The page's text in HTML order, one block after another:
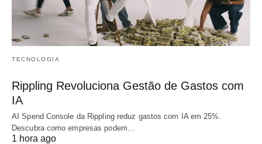
TECNOLOGIA
Rippling Revoluciona Gestão de Gastos com
IA
AI Spend Console da Rippling reduz gastos com IA em 25%.
Descubra como empresas podem…
1 hora ago